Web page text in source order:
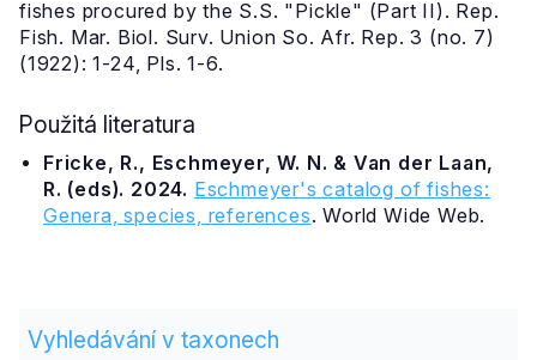
fishes procured by the S.S. "Pickle" (Part II). Rep.
Fish. Mar. Biol. Surv. Union So. Afr. Rep. 3 (no. 7)
(1922): 1-24, Pls. 1-6.
Použitá literatura
Fricke, R., Eschmeyer, W. N. & Van der Laan,
R. (eds). 2024. Eschmeyer's catalog of fishes:
Genera, species, references. World Wide Web.
Vyhledávání v taxonech